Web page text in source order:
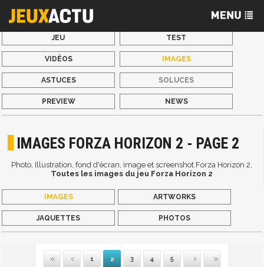
JEU TEST
VIDÉOS IMAGES
ASTUCES SOLUCES
PREVIEW NEWS
IMAGES FORZA HORIZON 2 - PAGE 2
Photo, Illustration, fond d'écran, image et screenshot Forza Horizon 2.
Toutes les images du jeu Forza Horizon 2
IMAGES ARTWORKS
JAQUETTES PHOTOS
Première
Précédente
1 2 3 4 5
Suivante
Dernière